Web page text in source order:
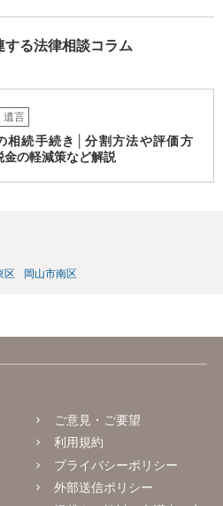
る法律相談コラム
遺言
相続手続き│分割方法や評価方
金の軽減策など解説
区 岡山市南区
ご意見・ご要望
利用規約
プライバシーポリシー
外部送信ポリシー